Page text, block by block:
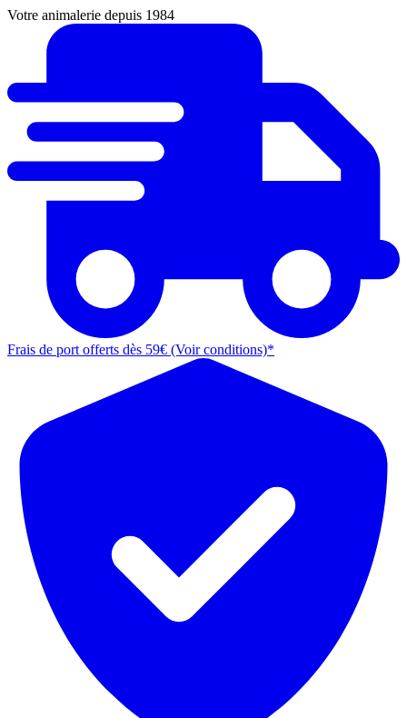
Votre animalerie depuis 1984
Frais de port offerts dès 59€ (Voir conditions)*